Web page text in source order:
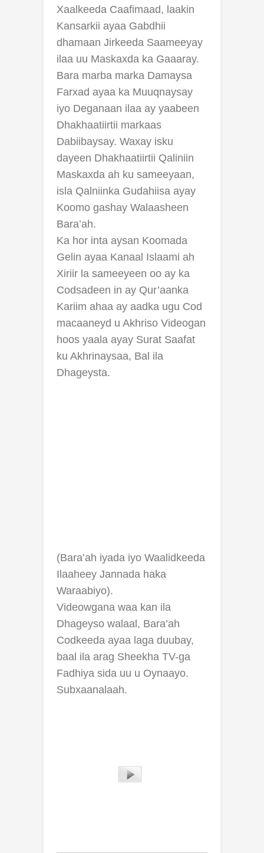
Xaalkeeda Caafimaad, laakin
Kansarkii ayaa Gabdhii
dhamaan Jirkeeda Saameeyay
ilaa uu Maskaxda ka Gaaaray.
Bara marba marka Damaysa
Farxad ayaa ka Muuqnaysay
iyo Deganaan ilaa ay yaabeen
Dhakhaatiirtii markaas
Dabiibaysay. Waxay isku
dayeen Dhakhaatiirtii Qaliniin
Maskaxda ah ku sameeyaan,
isla Qalniinka Gudahiisa ayay
Koomo gashay Walaasheen
Bara’ah.
Ka hor inta aysan Koomada
Gelin ayaa Kanaal Islaami ah
Xiriir la sameeyeen oo ay ka
Codsadeen in ay Qur’aanka
Kariim ahaa ay aadka ugu Cod
macaaneyd u Akhriso Videogan
hoos yaala ayay Surat Saafat
ku Akhrinaysaa, Bal ila
Dhageysta.
(Bara’ah iyada iyo Waalidkeeda
Ilaaheey Jannada haka
Waraabiyo).
Videowgana waa kan ila
Dhageyso walaal, Bara’ah
Codkeeda ayaa laga duubay,
baal ila arag Sheekha TV-ga
Fadhiya sida uu u Oynaayo.
Subxaanalaah.